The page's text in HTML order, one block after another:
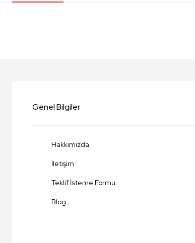
Bu ürüne benzer farklı alternatifler olmalı.
Genel Bilgiler
Hakkımızda
İletişim
Teklif İsteme Formu
Blog